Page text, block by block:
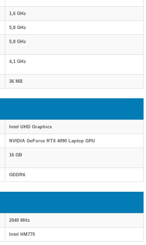
1,6 GHz
5,8 GHz
5,8 GHz
4,1 GHz
36 MB
Intel UHD Graphics
NVIDIA GeForce RTX 4090 Laptop GPU
16 GB
GDDR6
2040 MHz
Intel HM770